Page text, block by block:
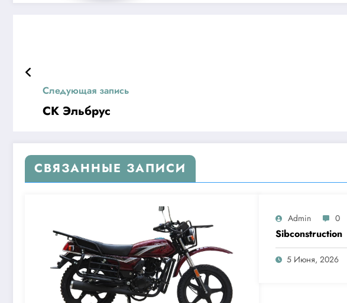
Следующая запись
СК Эльбрус
СВЯЗАННЫЕ ЗАПИСИ
Admin 0
Sibconstruction
5 Июня, 2026